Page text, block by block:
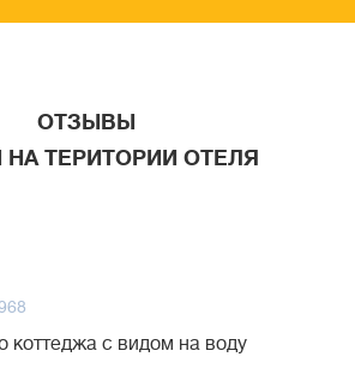
ОТЗЫВЫ
НА ТЕРИТОРИИ ОТЕЛЯ
коттеджа с видом на воду